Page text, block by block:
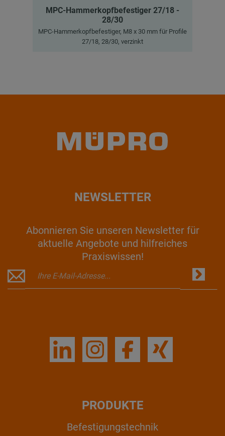
MPC-Hammerkopfbefestiger 27/18 -
28/30
MPC-Hammerkopfbefestiger, M8 x 30 mm für Profile
27/18, 28/30, verzinkt
NEWSLETTER
Abonnieren Sie unseren Newsletter für
aktuelle Angebote und hilfreiches
Praxiswissen!
PRODUKTE
Befestigungstechnik